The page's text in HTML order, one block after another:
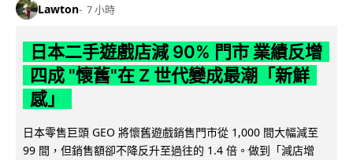
Lawton 7 小時
日本二手遊戲店減 90% 門市 業績反增
四成 "懷舊"在 Z 世代變成最潮「新鮮
感」
日本零售巨頭 GEO 將懷舊遊戲銷售門市從 1,000 間大幅減至
99 間，但銷售額卻不降反升至過往的 1.4 倍。做到「減店增